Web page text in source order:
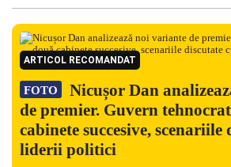
ARTICOL RECOMANDAT
FOTO
Nicușor Dan
de premier. Guvern
cabinete succesive, scenariile
liderii politici